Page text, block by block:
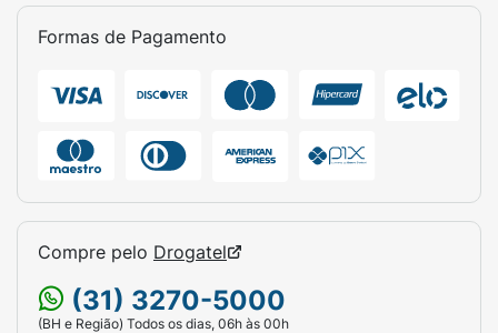
Formas de Pagamento
Compre pelo Drogatel
(31) 3270-5000
(BH e Região) Todos os dias, 06h às 00h